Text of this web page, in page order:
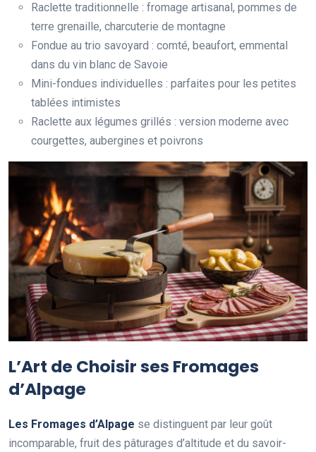
Raclette traditionnelle : fromage artisanal, pommes de
terre grenaille, charcuterie de montagne
Fondue au trio savoyard : comté, beaufort, emmental
dans du vin blanc de Savoie
Mini-fondues individuelles : parfaites pour les petites
tablées intimistes
Raclette aux légumes grillés : version moderne avec
courgettes, aubergines et poivrons
L’Art de Choisir ses Fromages
d’Alpage
Les Fromages d’Alpage se distinguent par leur goût
incomparable, fruit des pâturages d’altitude et du savoir-